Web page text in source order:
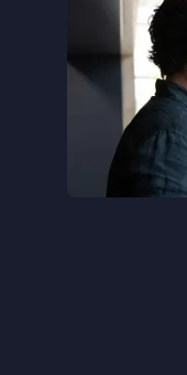
niemand het
A Nice Indian Boy
kleurrijke
naar een plek
Sethi heeft in het
acteur Karan
Jonathan Groff (
Deze